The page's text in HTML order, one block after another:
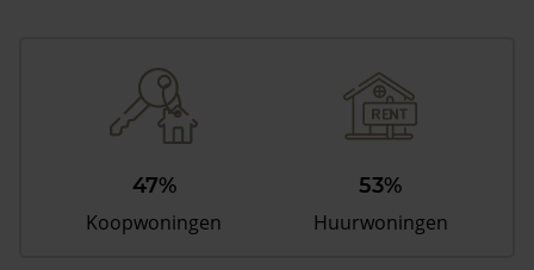
47%
Koopwoningen
53%
Huurwoningen